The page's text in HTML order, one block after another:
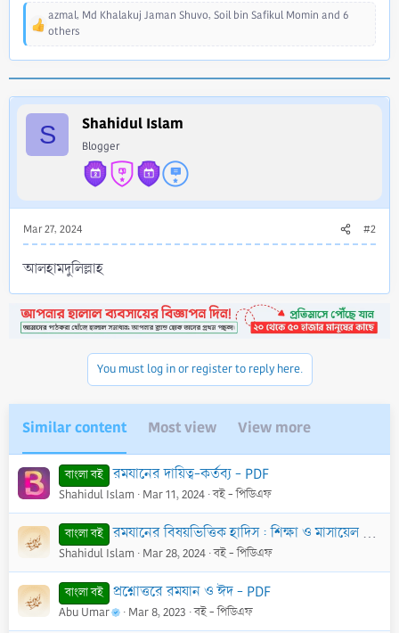
R
e
a
c
t
i
s
azmal, Md Khalakuj Jaman Shuvo, Soil bin Safikul Momin and 6
others
S Shahidul Islam
Blogger
Mar 27, 2024 #2
আলহামদুলিল্লাহ
You must log in or register to reply here.
Similar content Most view View more
বাংলা বই রমযানের দায়িত্ব-কর্তব্য - PDF
Shahidul Islam Mar 11, 2024 বই - পিডিএফ
বাংলা বই রমযানের বিষয়ভিত্তিক হাদিস : শিক্ষা ও মাসায়েল - PDF
Shahidul Islam Mar 28, 2024 বই - পিডিএফ
বাংলা বই প্রশ্নোত্তরে রমযান ও ঈদ - PDF
Abu Umar Mar 8, 2023 বই - পিডিএফ